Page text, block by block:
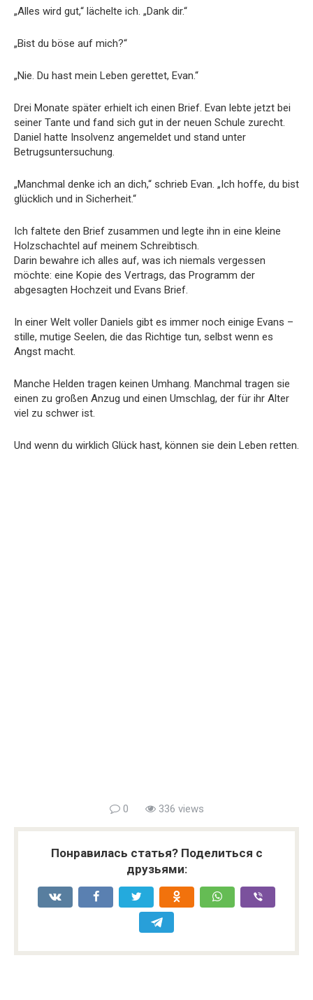
„Alles wird gut,“ lächelte ich. „Dank dir.“
„Bist du böse auf mich?“
„Nie. Du hast mein Leben gerettet, Evan.“
Drei Monate später erhielt ich einen Brief. Evan lebte jetzt bei
seiner Tante und fand sich gut in der neuen Schule zurecht.
Daniel hatte Insolvenz angemeldet und stand unter
Betrugsuntersuchung.
„Manchmal denke ich an dich,“ schrieb Evan. „Ich hoffe, du bist
glücklich und in Sicherheit.“
Ich faltete den Brief zusammen und legte ihn in eine kleine
Holzschachtel auf meinem Schreibtisch.
Darin bewahre ich alles auf, was ich niemals vergessen
möchte: eine Kopie des Vertrags, das Programm der
abgesagten Hochzeit und Evans Brief.
In einer Welt voller Daniels gibt es immer noch einige Evans –
stille, mutige Seelen, die das Richtige tun, selbst wenn es
Angst macht.
Manche Helden tragen keinen Umhang. Manchmal tragen sie
einen zu großen Anzug und einen Umschlag, der für ihr Alter
viel zu schwer ist.
Und wenn du wirklich Glück hast, können sie dein Leben retten.
0 336 views
Понравилась статья? Поделиться с
друзьями: